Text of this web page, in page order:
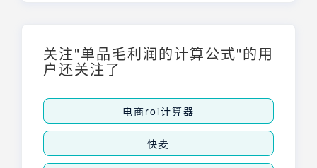
关注"单品毛利润的计算公式"的用
户还关注了
电商roi计算器
快麦